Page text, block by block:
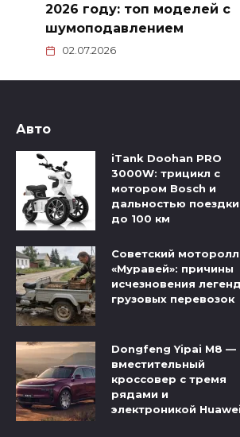
2026 году: топ моделей с
шумоподавлением
02.07.2026
Авто
iTank Doohan PRO
3000W: трицикл с
мотором Bosch и
дальностью поездки
до 100 км
Советский
«Муравей»: причины
исчезновения
грузовых перевозок
Dongfeng Yipai M8 —
вместительный
кроссовер с тремя
рядами и
электроникой Huawei